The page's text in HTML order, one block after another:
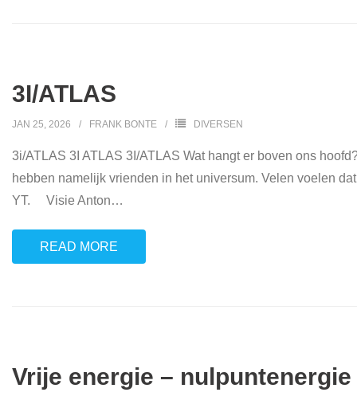
3I/ATLAS
JAN 25, 2026 FRANK BONTE DIVERSEN
3i/ATLAS 3I ATLAS 3I/ATLAS Wat hangt er boven ons
hebben namelijk vrienden in het universum. Velen voelen
YT. Visie Anton…
READ MORE
Vrije energie – nulpuntenergie